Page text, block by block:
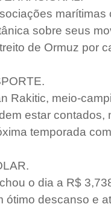
marítimas
sobre seus
de Ormuz por
Rakitic, meio-
estar contados,
temporada
o dia a R$
ótimo descanso e